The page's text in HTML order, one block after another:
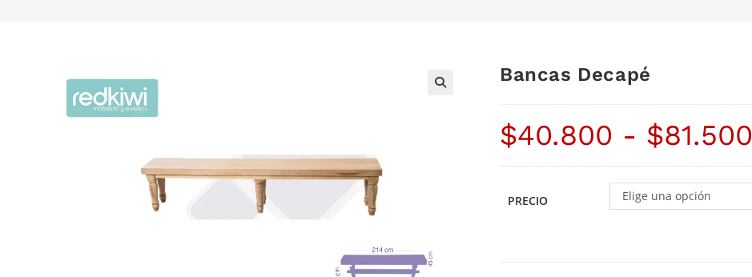
Bancas Decapé
$40.800 - $81.500
PRECIO Elige una opción